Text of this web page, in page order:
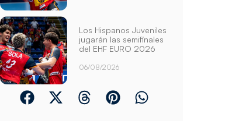
Los Hispanos Juveniles
jugarán las semifinales
del EHF EURO 2026
06/08/2026